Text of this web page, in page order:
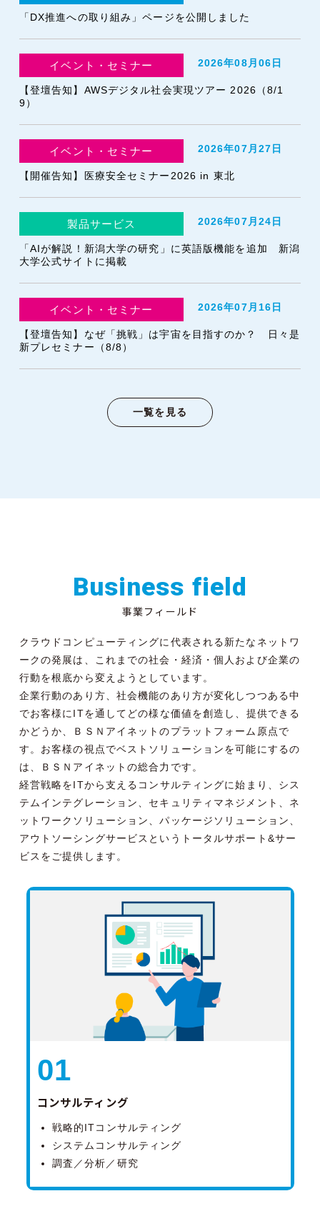
「DX推進への取り組み」ページを公開しました
イベント・セミナー 2026年08月06日
【登壇告知】AWSデジタル社会実現ツアー 2026（8/1
9）
イベント・セミナー 2026年07月27日
【開催告知】医療安全セミナー2026 in 東北
製品サービス 2026年07月24日
「AIが解説！新潟大学の研究」に英語版機能を追加 新潟
大学公式サイトに掲載
イベント・セミナー 2026年07月16日
【登壇告知】なぜ「挑戦」は宇宙を目指すのか？ 日々是
新プレセミナー（8/8）
一覧を見る
Business field
事業フィールド
クラウドコンピューティングに代表される新たなネットワ
ークの発展は、これまでの社会・経済・個人および企業の
行動を根底から変えようとしています。
企業行動のあり方、社会機能のあり方が変化しつつある中
でお客様にITを通してどの様な価値を創造し、提供できる
かどうか、ＢＳＮアイネットのプラットフォーム原点で
す。お客様の視点でベストソリューションを可能にするの
は、ＢＳＮアイネットの総合力です。
経営戦略をITから支えるコンサルティングに始まり、シス
テムインテグレーション、セキュリティマネジメント、ネ
ットワークソリューション、パッケージソリューション、
アウトソーシングサービスというトータルサポート&サー
ビスをご提供します。
01
コンサルティング
戦略的ITコンサルティング
システムコンサルティング
調査／分析／研究